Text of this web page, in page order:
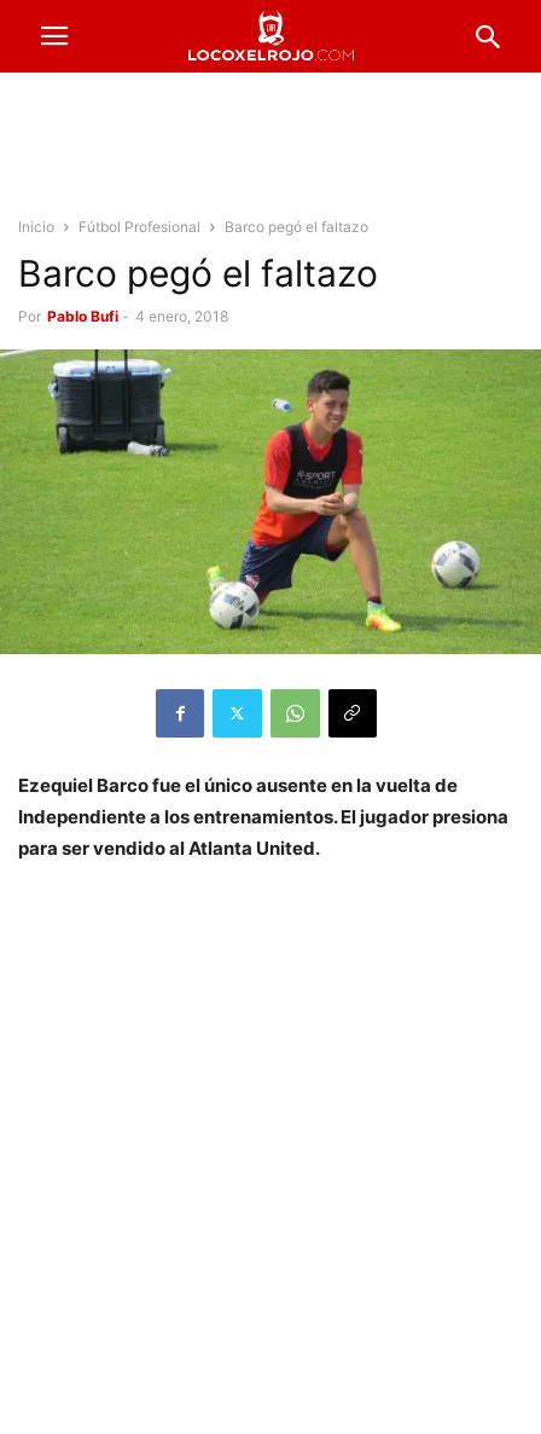
Inicio Fútbol Profesional Barco pegó el faltazo
Barco pegó el faltazo
Por Pablo Bufi - 4 enero, 2018
Ezequiel Barco fue el único ausente en la vuelta de
Independiente a los entrenamientos. El jugador presiona
para ser vendido al Atlanta United.